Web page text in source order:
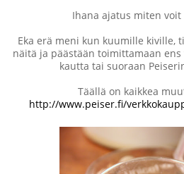
Ihana ajatus miten voit
Eka erä meni kun kuumille kiville,
näitä ja päästään toimittamaan
kautta tai suoraan
Täällä on kaikkea
http://www.peiser.fi/